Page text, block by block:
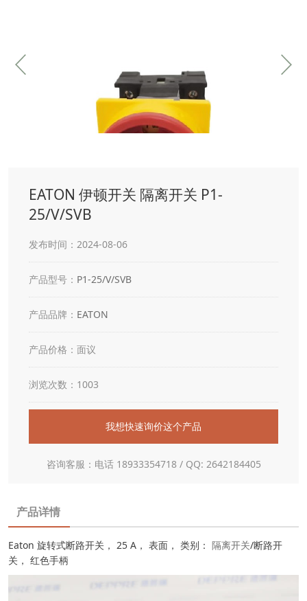
EATON 伊顿开关 隔离开关 P1-
25/V/SVB
发布时间：2024-08-06
产品型号： P1-25/V/SVB
产品品牌： EATON
产品价格：面议
浏览次数：1003
我想快速询价这个产品
咨询客服：电话 18933354718 / QQ: 2642184405
产品详情
Eaton 旋转式断路开关， 25 A， 表面， 类别： 隔离开关/断路开
关， 红色手柄